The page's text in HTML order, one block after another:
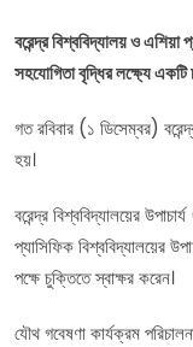
বরেন্দ্র বিশ্ববিদ্যালয় ও এশিয়া
সহযোগিতা বৃদ্ধির লক্ষ্যে একটি
গত রবিবার (১ ডিসেম্বর)
হয়।
বরেন্দ্র বিশ্ববিদ্যালয়ের
প্যাসিফিক বিশ্ববিদ্যালয়ের
পক্ষে চুক্তিতে স্বাক্ষর করেন।
যৌথ গবেষণা কার্যক্রম